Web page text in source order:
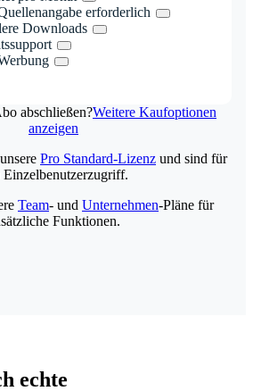
erforderlich
Downloads
abschließen?Weitere Kaufoptionen
anzeigen
Pro Standard-Lizenz und sind für
Einzelbenutzerzugriff.
Team- und Unternehmen-Pläne für
Funktionen.
echte